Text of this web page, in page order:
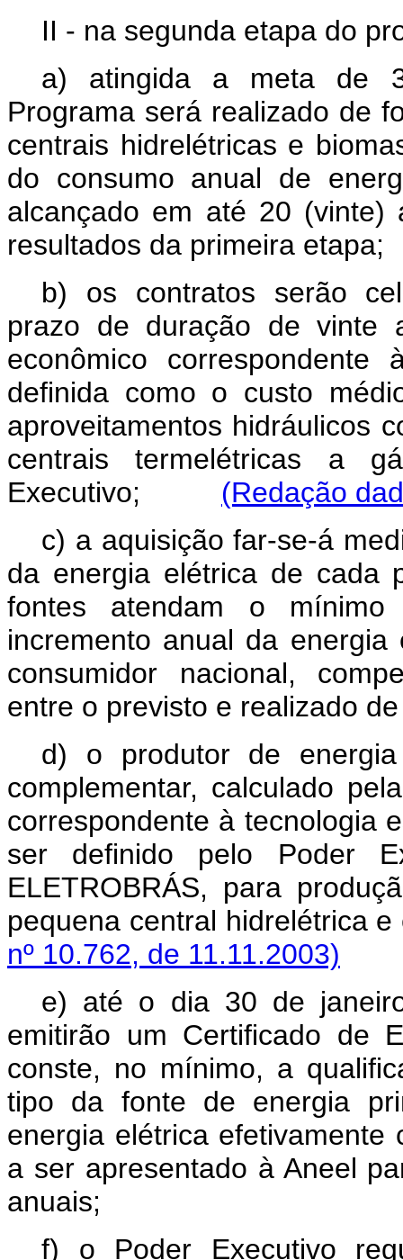
II - na segunda etapa do
a) atingida a meta de
Programa será realizado de
centrais hidrelétricas e
do consumo anual de
alcançado em até 20
resultados da primeira etapa;
b) os contratos serão
prazo de duração de vinte
econômico
definida como o custo
aproveitamentos hidráulicos
centrais termelétricas a
Executivo; (Redação
c) a aquisição far-se-á
da energia elétrica de cada
fontes atendam o
incremento anual da
consumidor nacional,
entre o previsto e realizado
d) o produtor de
complementar, calculado
correspondente à tecnologia
ser definido pelo Poder
ELETROBRÁS, para
pequena central
nº 10.762, de 11.11.2003)
e) até o dia 30 de
emitirão um Certificado de
conste, no mínimo, a
tipo da fonte de energia
energia elétrica efetivamente
a ser apresentado à Aneel
anuais;
f) o Poder Executivo